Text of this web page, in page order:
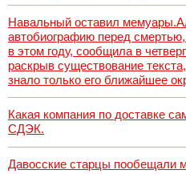
Навальный оставил
автобиографию перед
в этом году, сообщила в
раскрыв существование
знало только его ближайшее
Какая компания по доставке
СДЭК.
Давосские старцы пообещали